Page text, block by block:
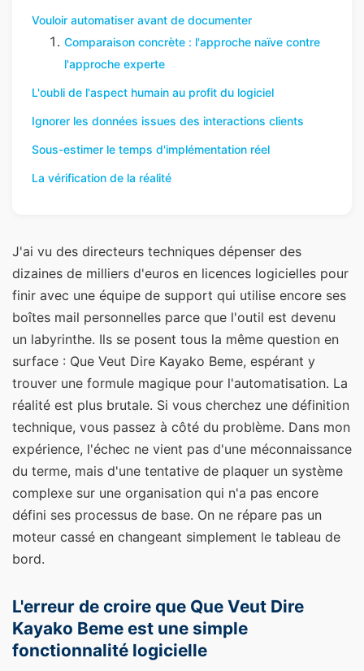
Vouloir automatiser avant de documenter
Comparaison concrète : l'approche naïve contre
l'approche experte
L'oubli de l'aspect humain au profit du logiciel
Ignorer les données issues des interactions clients
Sous-estimer le temps d'implémentation réel
La vérification de la réalité
J'ai vu des directeurs techniques dépenser des
dizaines de milliers d'euros en licences logicielles pour
finir avec une équipe de support qui utilise encore ses
boîtes mail personnelles parce que l'outil est devenu
un labyrinthe. Ils se posent tous la même question en
surface : Que Veut Dire Kayako Beme, espérant y
trouver une formule magique pour l'automatisation. La
réalité est plus brutale. Si vous cherchez une définition
technique, vous passez à côté du problème. Dans mon
expérience, l'échec ne vient pas d'une méconnaissance
du terme, mais d'une tentative de plaquer un système
complexe sur une organisation qui n'a pas encore
défini ses processus de base. On ne répare pas un
moteur cassé en changeant simplement le tableau de
bord.
L'erreur de croire que Que Veut Dire
Kayako Beme est une simple
fonctionnalité logicielle